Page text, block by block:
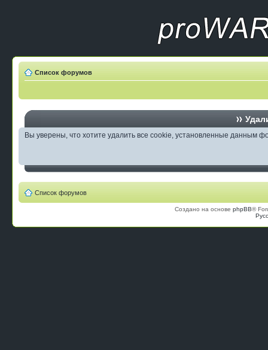
Список форумов
Вы уверены, что хотите удалить все cookie, установленные данным
Список форумов
Создано на основе phpBB®